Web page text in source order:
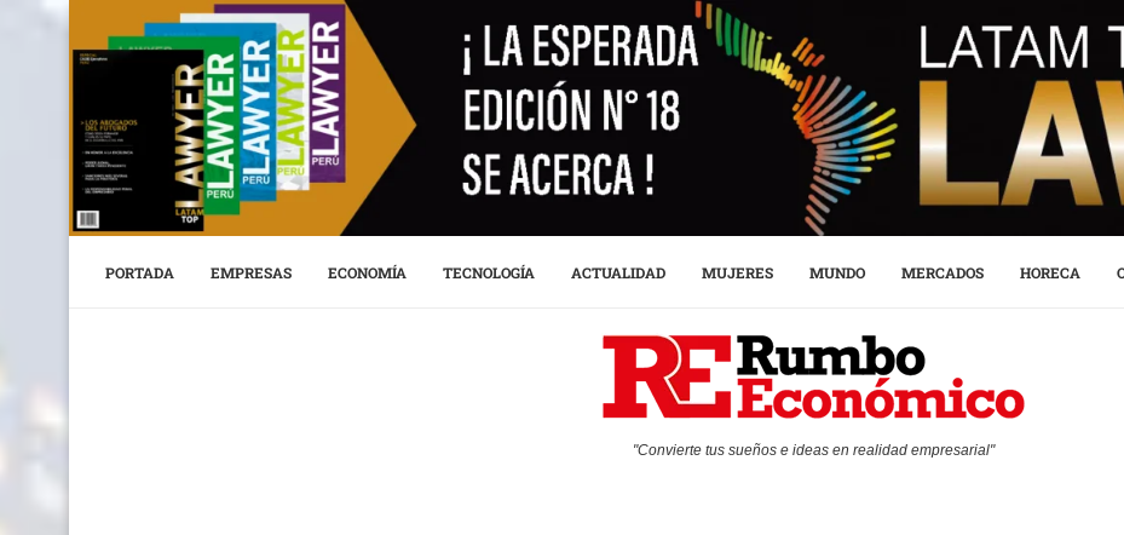
PORTADA EMPRESAS ECONOMÍA TECNOLOGÍA ACTUALIDAD MUJERES MUNDO MERCADOS HORECA
"Convierte tus sueños e ideas en realidad empresarial"